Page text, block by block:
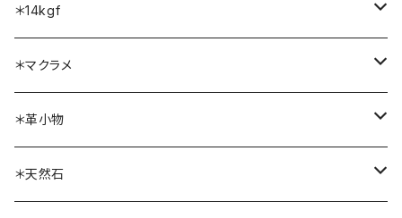
ネックレス
ブレスレット
リング
ピアス・イヤリング
＊14kgf
ネックレス
ブレスレット
リング
＊マクラメ
ネックレス
ブレスレット
＊革小物
ボトルホルダー
＊天然石